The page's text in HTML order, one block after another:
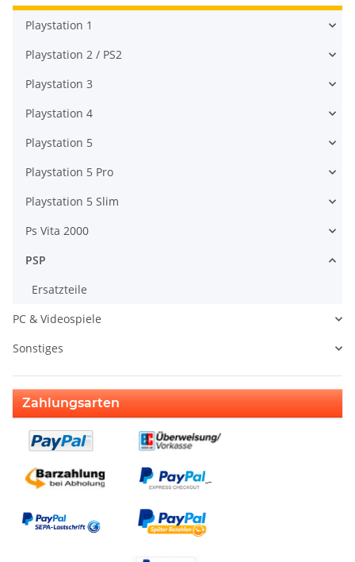
Playstation 1
Playstation 2 / PS2
Playstation 3
Playstation 4
Playstation 5
Playstation 5 Pro
Playstation 5 Slim
Ps Vita 2000
PSP
Ersatzteile
PC & Videospiele
Sonstiges
Zahlungsarten